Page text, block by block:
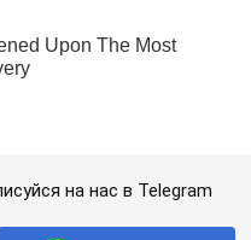
на нас в Telegram